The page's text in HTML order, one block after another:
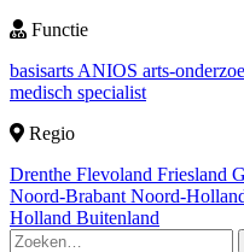
Functie
basisarts ANIOS arts-
medisch specialist
Regio
Drenthe Flevoland Friesland
Noord-Brabant Noord-
Holland Buitenland